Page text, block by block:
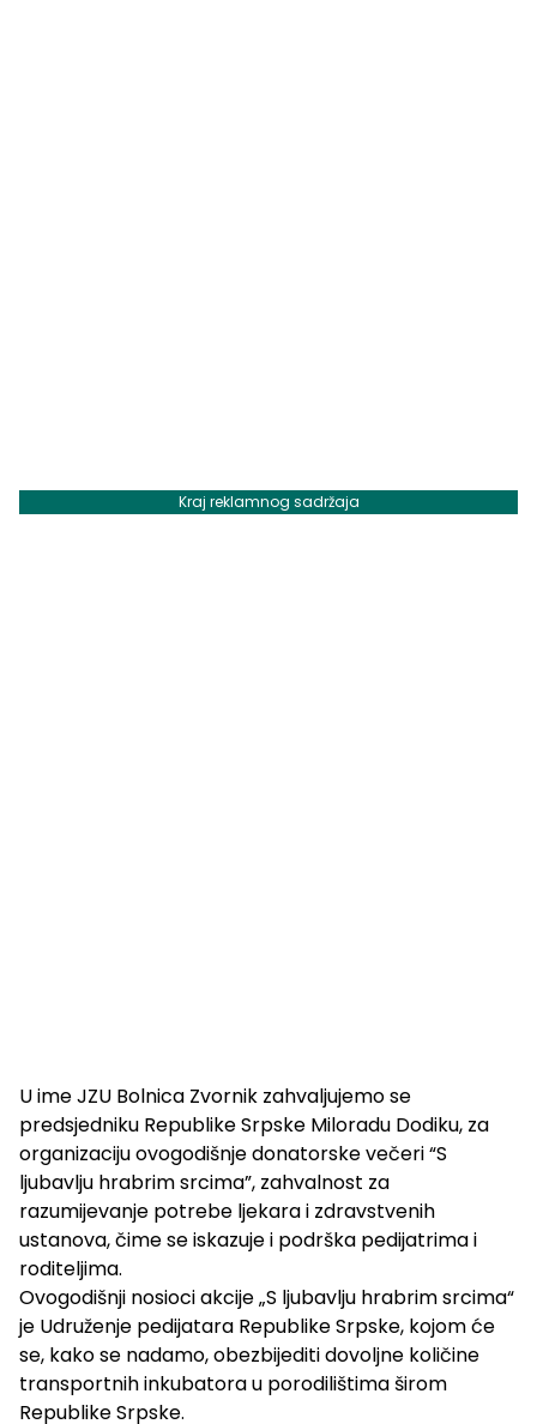
Kraj reklamnog sadržaja
U ime JZU Bolnica Zvornik zahvaljujemo se
predsjedniku Republike Srpske Miloradu Dodiku, za
organizaciju ovogodišnje donatorske večeri “S
ljubavlju hrabrim srcima”, zahvalnost za
razumijevanje potrebe ljekara i zdravstvenih
ustanova, čime se iskazuje i podrška pedijatrima i
roditeljima.
Ovogodišnji nosioci akcije „S ljubavlju hrabrim srcima“
je Udruženje pedijatara Republike Srpske, kojom će
se, kako se nadamo, obezbijediti dovoljne količine
transportnih inkubatora u porodilištima širom
Republike Srpske.